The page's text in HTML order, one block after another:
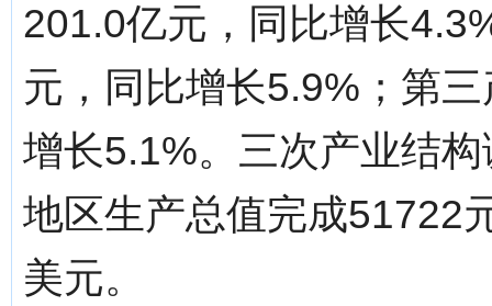
201.0亿元，同比增长
元，同比增长5.9%；第
增长5.1%。三次产业结
地区生产总值完成51722
美元。